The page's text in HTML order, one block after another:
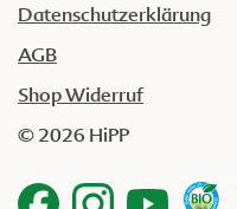
Datenschutzerklärung
AGB
Shop Widerruf
© 2026 HiPP